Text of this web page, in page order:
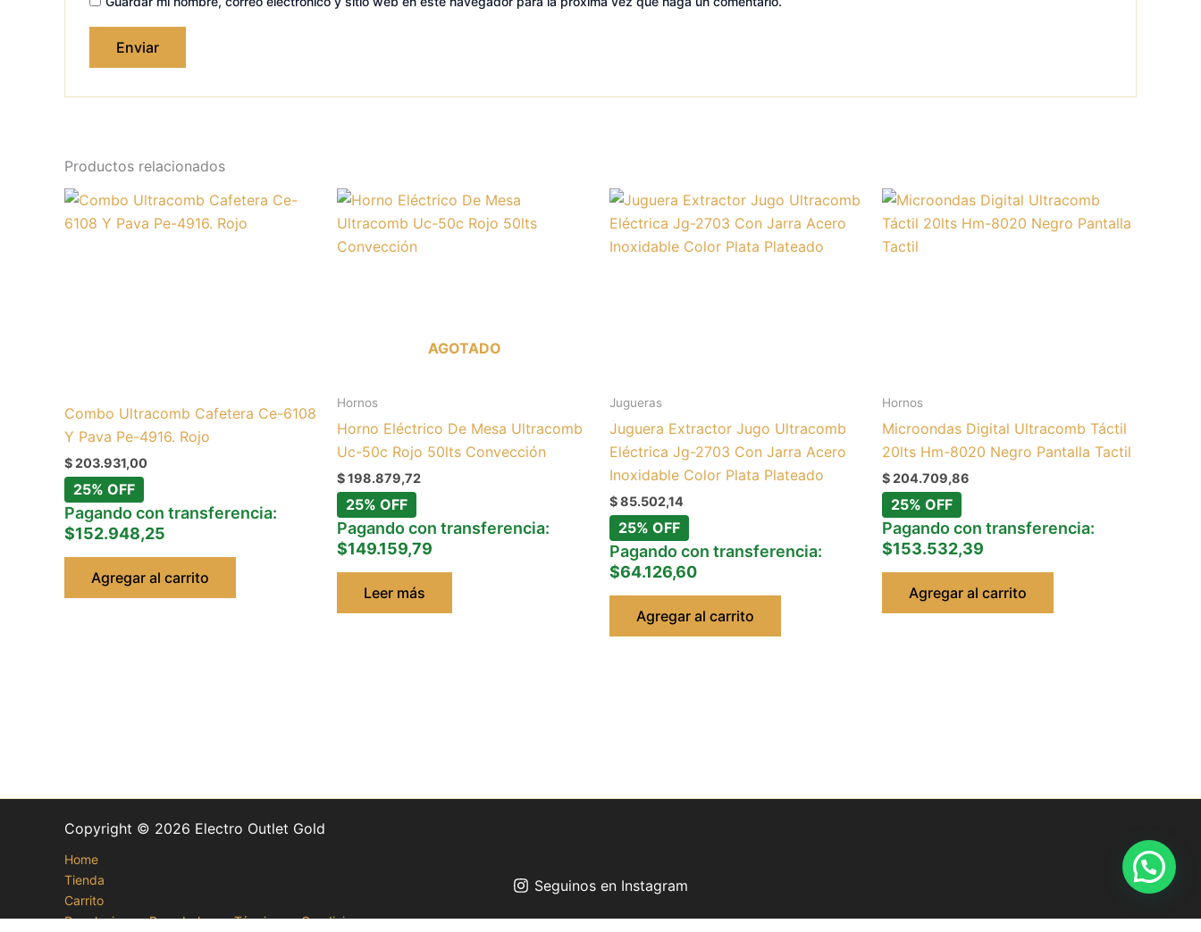
Productos relacionados
Combo Ultracomb Cafetera Ce-6108
Y Pava Pe-4916. Rojo
$203.931,00
25% OFF
Pagando con transferencia:
$152.948,25
Agregar al carrito
AGOTADO
Hornos
Horno Eléctrico De Mesa Ultracomb
Uc-50c Rojo 50lts Convección
$198.879,72
25% OFF
Pagando con transferencia:
$149.159,79
Leer más
Jugueras
Juguera Extractor Jugo Ultracomb
Eléctrica Jg-2703 Con Jarra Acero
Inoxidable Color Plata Plateado
$85.502,14
25% OFF
Pagando con transferencia:
$64.126,60
Agregar al carrito
Hornos
Microondas Digital Ultracomb Táctil
20lts Hm-8020 Negro Pantalla Tactil
$204.709,86
25% OFF
Pagando con transferencia:
$153.532,39
Agregar al carrito
Copyright © 2026 Electro Outlet Gold
Home
Tienda
Carrito
Devoluciones, Reembolsos y Términos y Condiciones
Seguinos en Instagram